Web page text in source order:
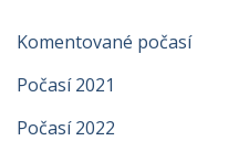
Komentované počasí
Počasí 2021
Počasí 2022